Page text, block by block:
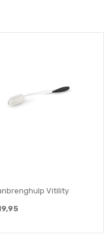
Vitility